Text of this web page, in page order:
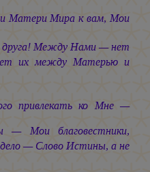
Матери Мира к вам, Мои
Между Нами — нет
нет их между Матерью и
привлекать ко Мне —
— Мои благовестники,
дело — Слово Истины, а не